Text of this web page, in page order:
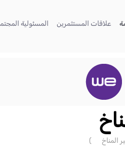
(current) علاقات المستثمرين
(current) المسئولية
المناخ )